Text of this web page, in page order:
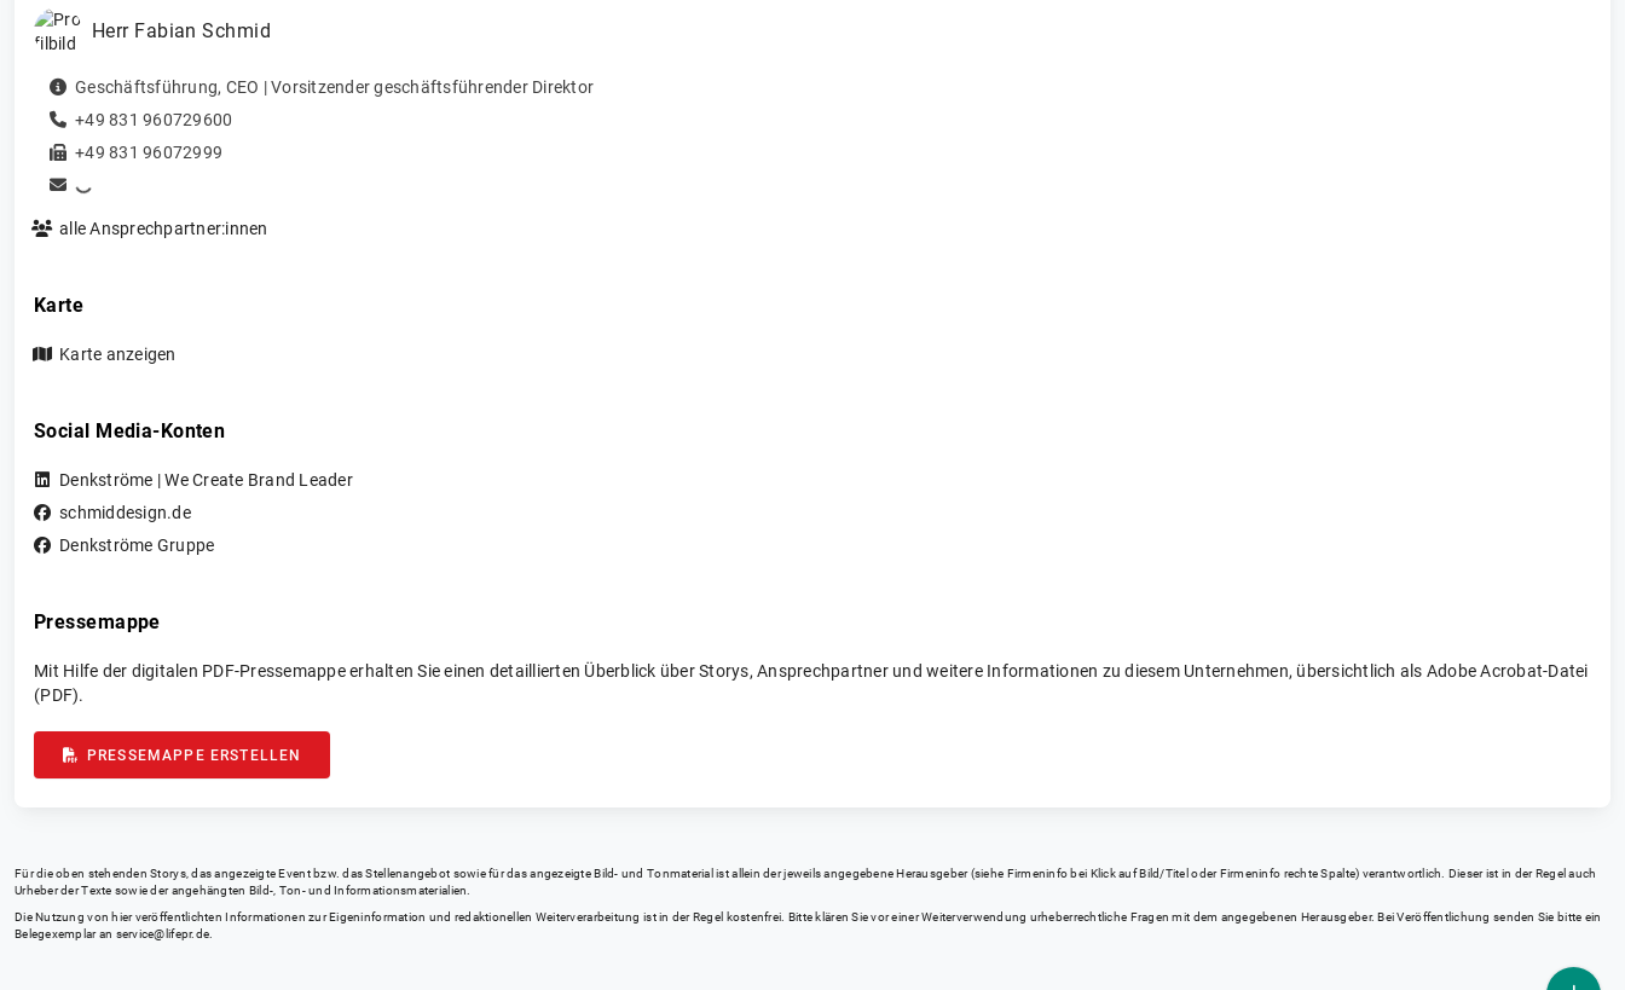
Herr Fabian Schmid
Geschäftsführung, CEO | Vorsitzender geschäftsführender Direktor
+49 831 960729600
+49 831 96072999
alle Ansprechpartner:innen
Karte
Karte anzeigen
Social Media-Konten
Denkströme | We Create Brand Leader
schmiddesign.de
Denkströme Gruppe
Pressemappe
Mit Hilfe der digitalen PDF-Pressemappe erhalten Sie einen detaillierten Überblick über Storys, Ansprechpartner und weitere Informationen zu diesem Unternehmen, übersichtlich als Adobe Acrobat-Datei
(PDF).
PRESSEMAPPE ERSTELLEN
Für die oben stehenden Storys, das angezeigte Event bzw. das Stellenangebot sowie für das angezeigte Bild- und Tonmaterial ist allein der jeweils angegebene Herausgeber (siehe Firmeninfo bei Klick auf Bild/Titel oder Firmeninfo rechte Spalte) verantwortlich. Dieser ist in der Regel auch
Urheber der Texte sowie der angehängten Bild-, Ton- und Informationsmaterialien.
Die Nutzung von hier veröffentlichten Informationen zur Eigeninformation und redaktionellen Weiterverarbeitung ist in der Regel kostenfrei. Bitte klären Sie vor einer Weiterverwendung urheberrechtliche Fragen mit dem angegebenen Herausgeber. Bei Veröffentlichung senden Sie bitte ein
Belegexemplar an service@lifepr.de